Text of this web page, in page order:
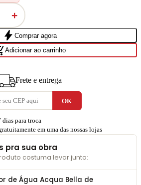
+
bolt Comprar agora
Adicionar ao carrinho
Frete e entrega
dias para troca
em uma das nossas lojas
pra sua obra
costuma levar junto:
de Água Acqua Bella de